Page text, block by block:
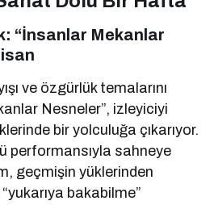
“İnsanlar Mekanlar
ve özgürlük temalarını
Nesneler”, izleyiciyi
bir yolculuğa çıkarıyor.
performansıyla sahneye
geçmişin yüklerinden
bakabilme”